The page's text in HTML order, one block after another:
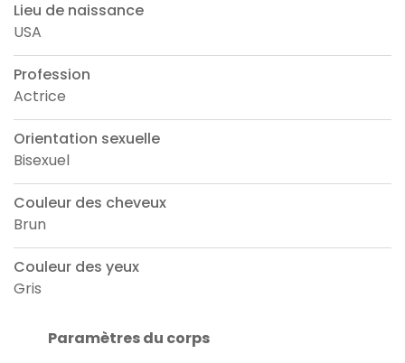
Lieu de naissance
USA
Profession
Actrice
Orientation sexuelle
Bisexuel
Couleur des cheveux
Brun
Couleur des yeux
Gris
Paramètres du corps